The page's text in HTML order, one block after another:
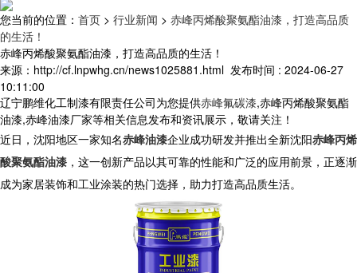
您当前的位置： 首页 > 行业新闻 > 赤峰丙烯酸聚氨酯油漆，打造高品质
的生活！
赤峰丙烯酸聚氨酯油漆，打造高品质的生活！
来源：http://cf.lnpwhg.cn/news1025881.html 发布时间 : 2024-06-27
10:11:00
辽宁鹏维化工制漆有限责任公司为您提供赤峰氟碳漆,赤峰丙烯酸聚氨酯
油漆,赤峰油漆厂家等相关信息发布和资讯展示，敬请关注！
近日，沈阳地区一家知名赤峰油漆企业成功研发并推出全新沈阳赤峰丙烯
酸聚氨酯油漆 ，这一创新产品以其可靠的性能和广泛的应用前景，正逐渐
成为家居装饰和工业涂装的热门选择，助力打造高品质生活。